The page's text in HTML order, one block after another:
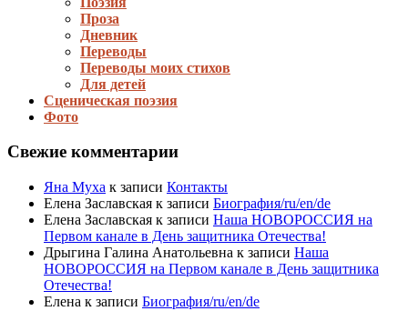
Проза
Дневник
Переводы
Переводы моих стихов
Для детей
Сценическая поэзия
Фото
Свежие комментарии
Яна Муха к записи Контакты
Елена Заславская к записи Биография/ru/en/de
Елена Заславская к записи Наша НОВОРОССИЯ на
Первом канале в День защитника Отечества!
Дрыгина Галина Анатольевна к записи Наша
НОВОРОССИЯ на Первом канале в День защитника
Отечества!
Елена к записи Биография/ru/en/de